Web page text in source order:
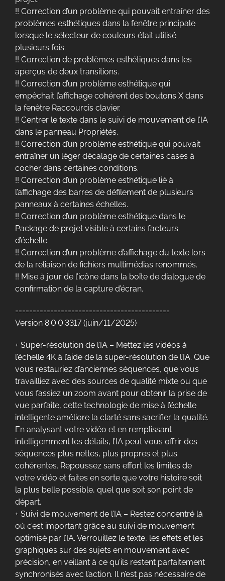
!! Correction d’un problème qui pouvait entraîner des
problèmes esthétiques dans la fenêtre principale
lorsque le sélecteur de couleurs était utilisé
plusieurs fois.
!! Correction de problèmes esthétiques dans les
aperçus de deux transitions.
!! Correction d’un problème esthétique qui
empêchait l’affichage cohérent des boutons X dans
la fenêtre Raccourcis clavier.
!! Centrer le texte dans le suivi de mouvement de l’IA
dans le panneau Propriétés.
!! Correction d’un problème esthétique qui pouvait
entraîner un léger décalage de certaines cases à
cocher dans certaines conditions.
!! Correction d’un problème esthétique lié à
l’affichage des barres de défilement de plusieurs
panneaux à certaines échelles.
!! Correction d’un problème esthétique dans le
Package de projet visible à certains facteurs
d’échelle.
!! Correction d’un problème d’affichage du texte lors
de la reliaison de fichiers multimédias renommés.
!! Mise à jour de l’icône dans la boîte de dialogue de
confirmation de la capture d’écran.
============================================
Version 8.0.0.3317 (juin/11/2025)
+ Super-résolution de l’IA – Mettez les vidéos à
l’échelle 4K à l’aide de la super-résolution de l’IA. Que
vous restauriez d’anciennes séquences, que vous
travailliez avec des sources de qualité mixte ou que
vous fassiez un zoom avant pour obtenir la prise de
vue parfaite, cette technologie de mise à l’échelle
intelligente améliore la clarté sans sacrifier la qualité.
En analysant votre vidéo et en remplissant
intelligemment les détails, l’IA peut vous offrir des
séquences plus nettes, plus propres et plus
cohérentes. Repoussez sans effort les limites de
votre vidéo et faites en sorte que votre histoire soit
la plus belle possible, quel que soit son point de
départ.
+ Suivi de mouvement de l’IA – Restez concentré là
où c’est important grâce au suivi de mouvement
optimisé par l’IA. Verrouillez le texte, les effets et les
graphiques sur des sujets en mouvement avec
précision, en veillant à ce qu’ils restent parfaitement
synchronisés avec l’action. Il n’est pas nécessaire de